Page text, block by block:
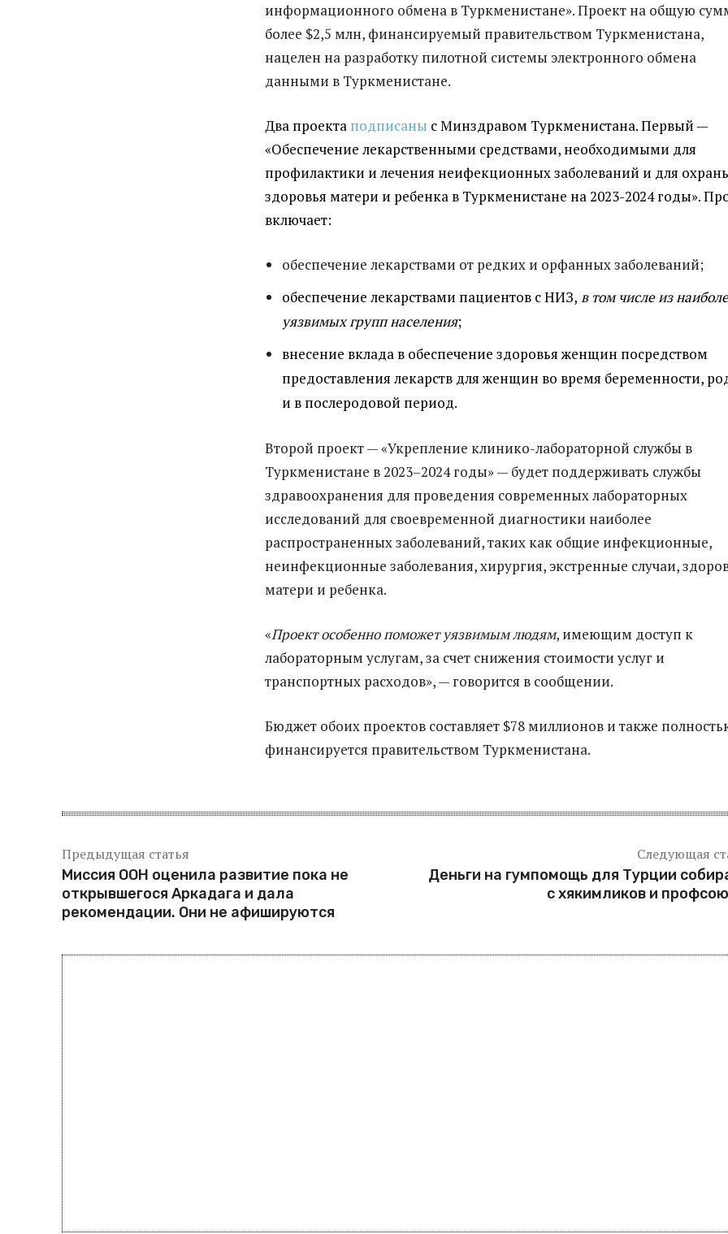
информационного обмена в Туркменистане». Проект на общую
более $2,5 млн, финансируемый правительством Туркменистана,
нацелен на разработку пилотной системы электронного обмена
данными в Туркменистане.
Два проекта подписаны с Минздравом Туркменистана. Первый —
«Обеспечение лекарственными средствами, необходимыми для
профилактики и лечения неифекционных заболеваний и для
здоровья матери и ребенка в Туркменистане на 2023-2024 годы».
включает:
обеспечение лекарствами от редких и орфанных заболеваний;
обеспечение лекарствами пациентов с НИЗ, в том числе из
уязвимых групп населения;
внесение вклада в обеспечение здоровья женщин посредством
предоставления лекарств для женщин во время беременности,
и в послеродовой период.
Второй проект — «Укрепление клинико-лабораторной службы в
Туркменистане в 2023–2024 годы» — будет поддерживать службы
здравоохранения для проведения современных лабораторных
исследований для своевременной диагностики наиболее
распространенных заболеваний, таких как общие инфекционные,
неинфекционные заболевания, хирургия, экстренные случаи,
матери и ребенка.
«Проект особенно поможет уязвимым людям, имеющим доступ к
лабораторным услугам, за счет снижения стоимости услуг и
транспортных расходов», — говорится в сообщении.
Бюджет обоих проектов составляет $78 миллионов и также
финансируется правительством Туркменистана.
Предыдущая статья
Миссия ООН оценила развитие пока не
открывшегося Аркадага и дала
рекомендации. Они не афишируются
Следующая
Деньги на гумпомощь для Турции
с хякимликов и